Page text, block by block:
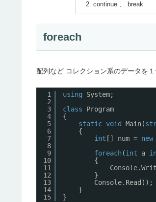
continue 、 break
foreach
配列など コレクション系のデータを
1
2
3
4
5
6
7
8
9
10
11
12
13
14
15
using
System;
class
Program
{
static void Main(
{
int [] num = new
foreach(int a
{
}
Console.Read();
}
}